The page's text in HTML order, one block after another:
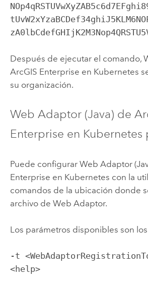
Después de ejecutar el comando,
ArcGIS Enterprise en Kubernetes
su organización.
Web Adaptor (Java) de
Enterprise en Kubernetes
Puede configurar Web Adaptor
Enterprise en Kubernetes con la
comandos de la ubicación donde
archivo de Web Adaptor.
Los parámetros disponibles son
-t
<help>